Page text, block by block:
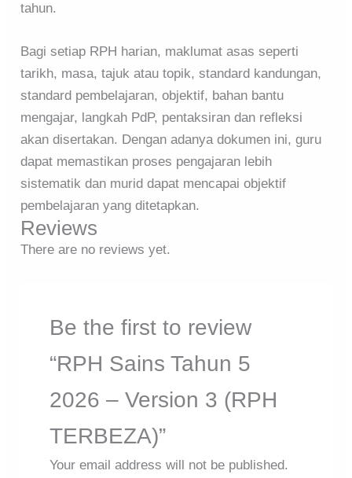
tahun.
Bagi setiap RPH harian, maklumat asas seperti
tarikh, masa, tajuk atau topik, standard kandungan,
standard pembelajaran, objektif, bahan bantu
mengajar, langkah PdP, pentaksiran dan refleksi
akan disertakan. Dengan adanya dokumen ini, guru
dapat memastikan proses pengajaran lebih
sistematik dan murid dapat mencapai objektif
pembelajaran yang ditetapkan.
Reviews
There are no reviews yet.
Be the first to review
“RPH Sains Tahun 5
2026 – Version 3 (RPH
TERBEZA)”
Your email address will not be published.